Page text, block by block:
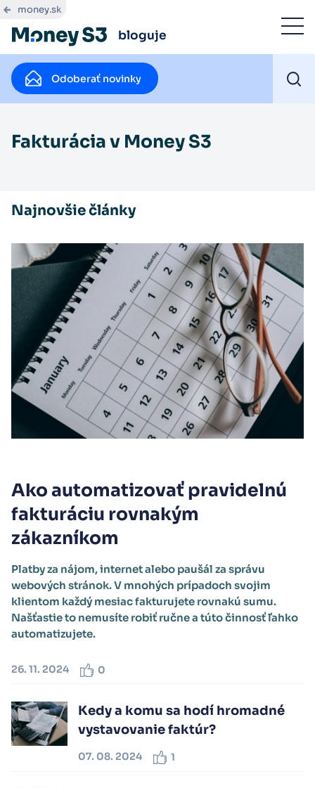
money.sk
bloguje
Odoberať novinky
Fakturácia v Money S3
Najnovšie články
Ako automatizovať pravidelnú
fakturáciu rovnakým
zákazníkom
Platby za nájom, internet alebo paušál za správu
webových stránok. V mnohých prípadoch svojim
klientom každý mesiac fakturujete rovnakú sumu.
Našťastie to nemusíte robiť ručne a túto činnosť ľahko
automatizujete.
26. 11. 2024 0
Kedy a komu sa hodí hromadné
vystavovanie faktúr?
07. 08. 2024 1